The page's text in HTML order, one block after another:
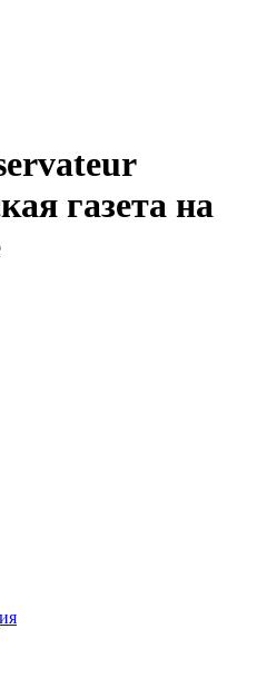
газета на